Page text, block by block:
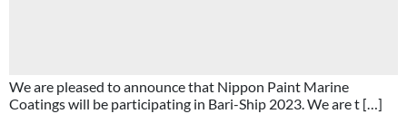
We are pleased to announce that Nippon Paint Marine
Coatings will be participating in Bari-Ship 2023. We are t […]